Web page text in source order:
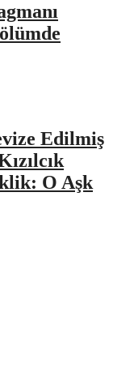
Edilmiş
O Aşk